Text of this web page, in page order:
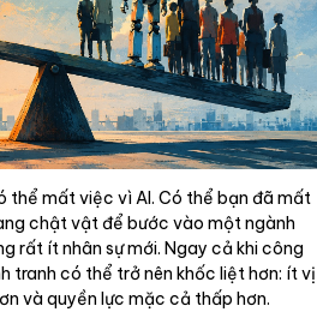
thể mất việc vì AI. Có thể bạn đã mất
chật vật để bước vào một ngành
rất ít nhân sự mới. Ngay cả khi công
tranh có thể trở nên khốc liệt hơn: ít vị
và quyền lực mặc cả thấp hơn.